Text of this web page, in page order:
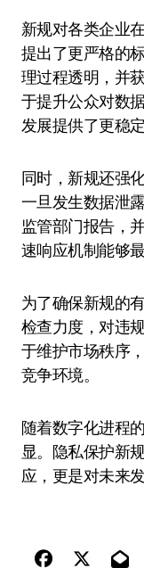
新规对各类企业
提出了更严格的
理过程透明，并
于提升公众对数
发展提供了更稳定
同时，新规还强
一旦发生数据泄
监管部门报告，
速响应机制能够
为了确保新规的
检查力度，对违
于维护市场秩序
竞争环境。
随着数字化进程
显。隐私保护新
应，更是对未来